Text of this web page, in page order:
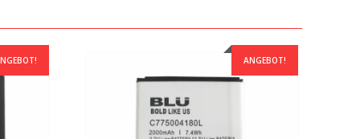
ANGEBOT!